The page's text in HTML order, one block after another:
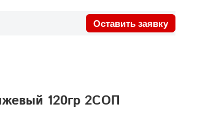
Оставить заявку
120гр 2СОП